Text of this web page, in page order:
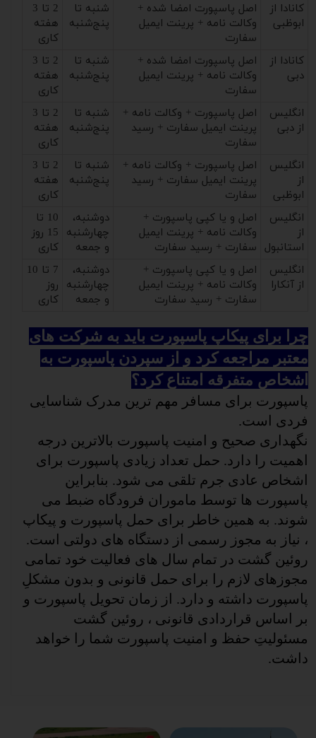
کانادا از
ابوظبی
اصل پاسپورت امضا شده +
وکالت نامه + پرینت ایمیل
سفارت
شنبه تا
پنج‌شنبه
2 تا 3
هفته
کاری
کانادا از
دبی
اصل پاسپورت امضا شده +
وکالت نامه + پرینت ایمیل
سفارت
شنبه تا
پنج‌شنبه
2 تا 3
هفته
کاری
انگلیس
از دبی
اصل پاسپورت + وکالت نامه +
پرینت ایمیل سفارت + رسید
سفارت
شنبه تا
پنج‌شنبه
2 تا 3
هفته
کاری
انگلیس
از
ابوظبی
اصل پاسپورت + وکالت نامه +
پرینت ایمیل سفارت + رسید
سفارت
شنبه تا
پنج‌شنبه
2 تا 3
هفته
کاری
انگلیس
از
استانبول
اصل و یا کپی پاسپورت +
وکالت نامه + پرینت ایمیل
سفارت + رسید سفارت
دوشنبه،
چهارشنبه
و جمعه
10 تا
15 روز
کاری
انگلیس
از آنکارا
اصل و یا کپی پاسپورت +
وکالت نامه + پرینت ایمیل
سفارت + رسید سفارت
دوشنبه،
چهارشنبه
و جمعه
7 تا 10
روز
کاری
چرا برای پیکاپ پاسپورت باید به شرکت های
معتبر مراجعه کرد و از سپردن پاسپورت به
اشخاص متفرقه امتناع کرد؟
پاسپورت برای مسافر مهم ترین مدرک شناسایی
فردی است.
نگهداری صحیح و امنیت پاسپورت بالاترین درجه
اهمیت را دارد. حمل تعداد زیادی پاسپورت برای
اشخاص عادی جرم تلقی می شود. بنابراین
پاسپورت ها توسط ماموران فرودگاه ضبط می
شوند. به همین خاطر برای حمل پاسپورت و پیکاپ
، نیاز به مجوز رسمی از دستگاه های دولتی است.
روئین گشت در تمام سال های فعالیت خود تمامی
مجوزهای لازم را برای حمل قانونی و بدون مشکلِ
پاسپورت داشته و دارد.
از زمان تحویل پاسپورت و
بر اساس قراردادی قانونی ، روئین گشت
مسئولیتِ حفظ و امنیت پاسپورت شما را خواهد
داشت.